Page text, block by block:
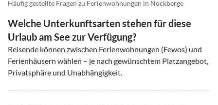
Häufig gestellte Fragen zu Ferienwohnungen in Nockberge
Welche Unterkunftsarten stehen für diese
Urlaub am See zur Verfügung?
Reisende können zwischen Ferienwohnungen (Fewos) und
Ferienhäusern wählen – je nach gewünschtem Platzangebot,
Privatsphäre und Unabhängigkeit.